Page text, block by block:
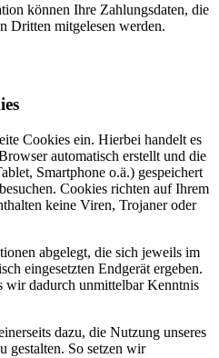
können Ihre Zahlungsdaten, die
Dritten mitgelesen werden.
Cookies ein. Hierbei handelt es
automatisch erstellt und die
Smartphone o.ä.) gespeichert
Cookies richten auf Ihrem
keine Viren, Trojaner oder
abgelegt, die sich jeweils im
eingesetzten Endgerät ergeben.
wir dadurch unmittelbar Kenntnis
dazu, die Nutzung unseres
gestalten. So setzen wir